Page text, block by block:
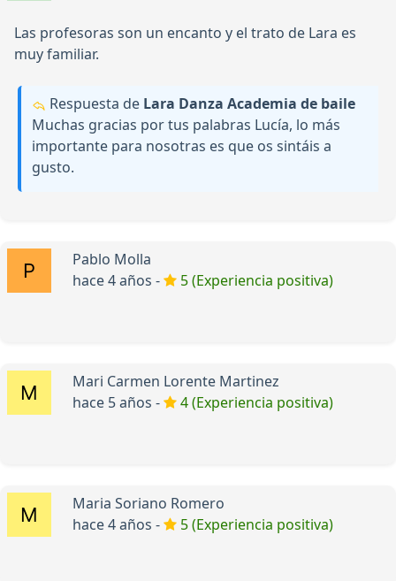
Las profesoras son un encanto y el trato de Lara es
muy familiar.
Respuesta de Lara Danza Academia de baile
Muchas gracias por tus palabras Lucía, lo más
importante para nosotras es que os sintáis a
gusto.
Pablo Molla
hace 4 años -
5 (Experiencia positiva)
Mari Carmen Lorente Martinez
hace 5 años -
4 (Experiencia positiva)
Maria Soriano Romero
hace 4 años -
5 (Experiencia positiva)